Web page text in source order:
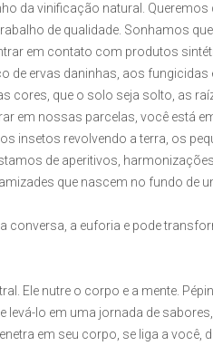
da vinificação natural.
de qualidade. Sonhamos
em contato com produtos
de ervas daninhas, aos
cores, que o solo seja solto, as
em nossas parcelas, você está
insetos revolvendo a terra, os
de aperitivos,
que nascem no fundo de
conversa, a euforia e pode
Ele nutre o corpo e a mente.
lo em uma jornada de
em seu corpo, se liga a você,